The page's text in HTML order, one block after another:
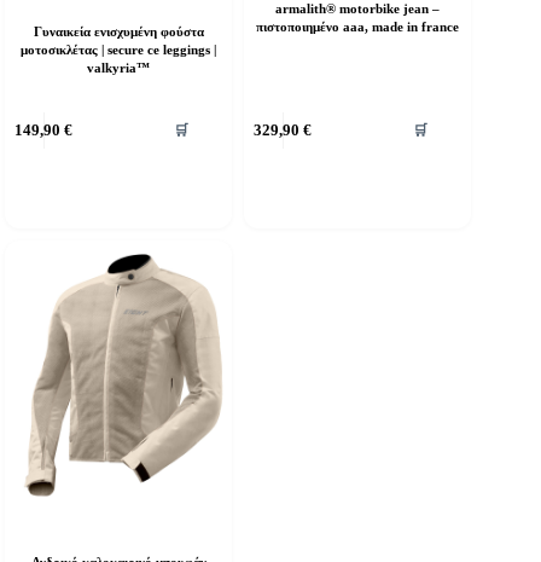
Γυναικεία ενισχυμένη φούστα
μοτοσικλέτας | secure ce leggings |
valkyria™
149,90€ 🛒
armalith® motorbike jean –
πιστοποιημένο aaa, made in france
329,90€ 🛒